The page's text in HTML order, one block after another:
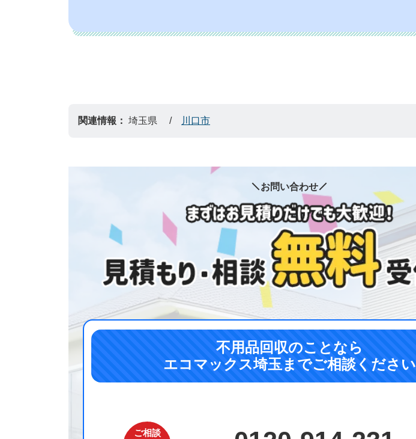
関連情報： 埼玉県 川口市
お問い合わせ
不用品回収のことなら
エコマックス埼玉までご相談ください
ご相談